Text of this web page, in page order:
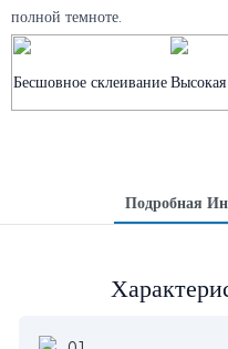
полной темноте.
Бесшовное склеиваниеВысокая
Подробная